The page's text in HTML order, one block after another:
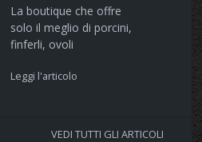
La boutique che offre
solo il meglio di porcini,
finferli, ovoli
Leggi l'articolo
VEDI TUTTI GLI ARTICOLI